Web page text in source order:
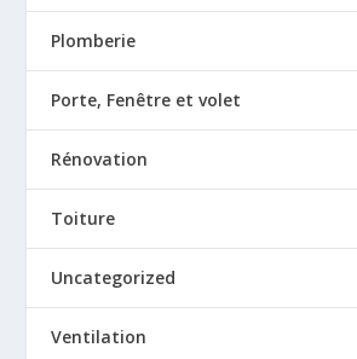
Plomberie
Porte, Fenêtre et volet
Rénovation
Toiture
Uncategorized
Ventilation